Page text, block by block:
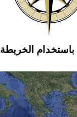
باستخدام الخريطة